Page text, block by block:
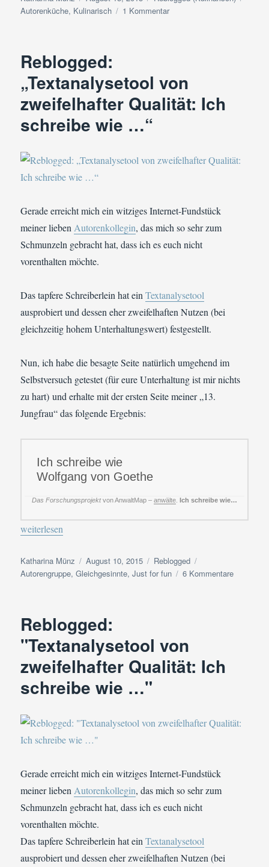
am
Autorenküche, Kulinarisch 1 Kommentarzu
&
Koriander
Reblogged:
„Textanalysetool von
zweifelhafter Qualität: Ich
schreibe wie …“
Gerade erreicht mich ein witziges Internet-Fundstück
meiner liebenAutorenkollegin, das mich so sehr zum
Schmunzeln gebracht hat, dass ich es euch nicht
vorenthalten möchte.
Das tapfere Schreiberlein hat einTextanalysetool
ausprobiert und dessen eher zweifelhaften Nutzen (bei
gleichzeitig hohem Unterhaltungswert) festgestellt.
Nun, ich habe die besagte Seite natürlich umgehend im
Selbstversuch getestet (für eure Unterhaltung ist mir nichts
zu hart) und erhalte mit der ersten Seite meiner „13.
Jungfrau“ das folgende Ergebnis:
Ich schreibe wie
Wolfgang von Goethe
Das Forschungsprojektvon AnwaltMap –anwälte Ich schreibe wie…
„Reblogged: „Textanalysetool von zweifelhafter Qualität: Ich
weiterlesen
Autor
Katharina Münz
Veröffentlicht
am
August 10, 2015 Kategorien
Reblogged
Autorengruppe,Gleichgesinnte,Just for fun 6 Kommentarezu
Reblogged:
"Textanalysetool von
zweifelhafter Qualität: Ich
schreibe wie …"
Gerade erreicht mich ein witziges Internet-Fundstück
meiner lieben Autorenkollegin, das mich so sehr zum
Schmunzeln gebracht hat, dass ich es euch nicht
vorenthalten möchte.
Das tapfere Schreiberlein hat einTextanalysetool
ausprobiert und dessen eher zweifelhaften Nutzen (bei